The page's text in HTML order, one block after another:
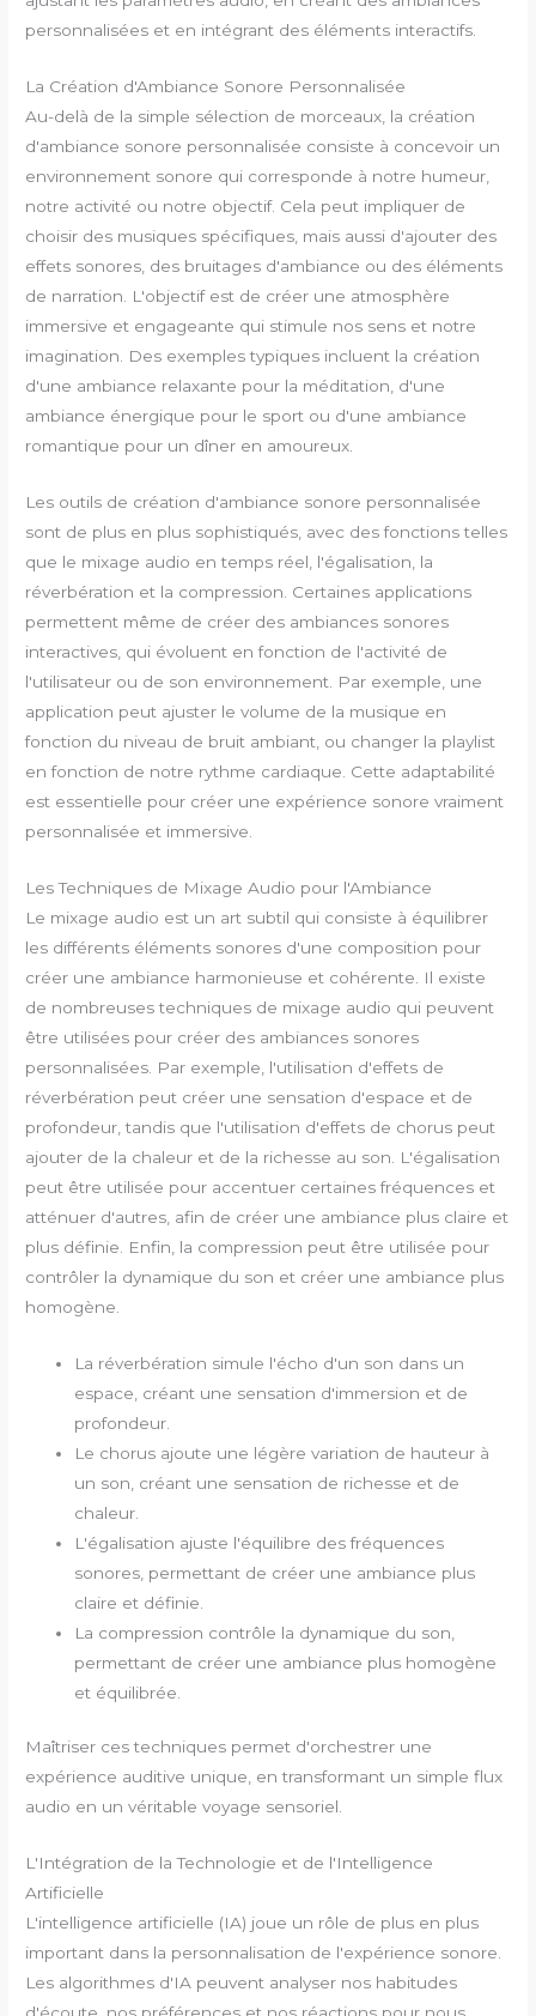
personnalisées et en intégrant des éléments interactifs.
La Création d'Ambiance Sonore Personnalisée
Au-delà de la simple sélection de morceaux, la création
d'ambiance sonore personnalisée consiste à concevoir un
environnement sonore qui corresponde à notre humeur,
notre activité ou notre objectif. Cela peut impliquer de
choisir des musiques spécifiques, mais aussi d'ajouter des
effets sonores, des bruitages d'ambiance ou des éléments
de narration. L'objectif est de créer une atmosphère
immersive et engageante qui stimule nos sens et notre
imagination. Des exemples typiques incluent la création
d'une ambiance relaxante pour la méditation, d'une
ambiance énergique pour le sport ou d'une ambiance
romantique pour un dîner en amoureux.
Les outils de création d'ambiance sonore personnalisée
sont de plus en plus sophistiqués, avec des fonctions telles
que le mixage audio en temps réel, l'égalisation, la
réverbération et la compression. Certaines applications
permettent même de créer des ambiances sonores
interactives, qui évoluent en fonction de l'activité de
l'utilisateur ou de son environnement. Par exemple, une
application peut ajuster le volume de la musique en
fonction du niveau de bruit ambiant, ou changer la playlist
en fonction de notre rythme cardiaque. Cette adaptabilité
est essentielle pour créer une expérience sonore vraiment
personnalisée et immersive.
Les Techniques de Mixage Audio pour l'Ambiance
Le mixage audio est un art subtil qui consiste à équilibrer
les différents éléments sonores d'une composition pour
créer une ambiance harmonieuse et cohérente. Il existe
de nombreuses techniques de mixage audio qui peuvent
être utilisées pour créer des ambiances sonores
personnalisées. Par exemple, l'utilisation d'effets de
réverbération peut créer une sensation d'espace et de
profondeur, tandis que l'utilisation d'effets de chorus peut
ajouter de la chaleur et de la richesse au son. L'égalisation
peut être utilisée pour accentuer certaines fréquences et
atténuer d'autres, afin de créer une ambiance plus claire et
plus définie. Enfin, la compression peut être utilisée pour
contrôler la dynamique du son et créer une ambiance plus
homogène.
La réverbération simule l'écho d'un son dans un
espace, créant une sensation d'immersion et de
profondeur.
Le chorus ajoute une légère variation de hauteur à
un son, créant une sensation de richesse et de
chaleur.
L'égalisation ajuste l'équilibre des fréquences
sonores, permettant de créer une ambiance plus
claire et définie.
La compression contrôle la dynamique du son,
permettant de créer une ambiance plus homogène
et équilibrée.
Maîtriser ces techniques permet d'orchestrer une
expérience auditive unique, en transformant un simple flux
audio en un véritable voyage sensoriel.
L'Intégration de la Technologie et de l'Intelligence
Artificielle
L'intelligence artificielle (IA) joue un rôle de plus en plus
important dans la personnalisation de l'expérience sonore.
Les algorithmes d'IA peuvent analyser nos habitudes